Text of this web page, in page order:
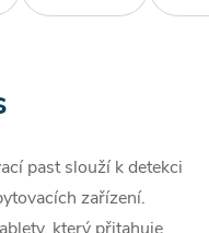
past slouží k detekci
zařízení.